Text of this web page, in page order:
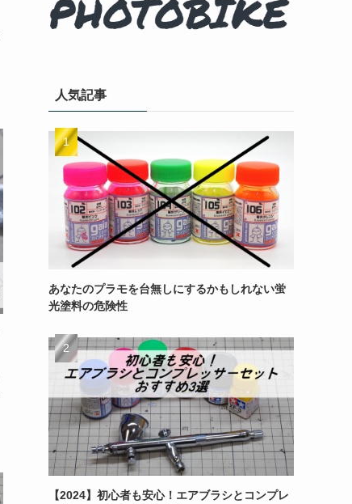
人気記事
あなたのプラモを台無しにするかもしれない蛍
光塗料の危険性
【2024】初心者も安心！エアブラシとコンプレ